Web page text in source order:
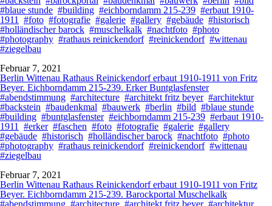
#blaue stunde #building #eichborndamm 215-239 #erbaut 1910-
1911
#foto #fotografie #galerie #gallery #gebäude #historisch
#holländischer barock #muschelkalk #nachtfoto #photo
#photography #rathaus reinickendorf #reinickendorf #wittenau
#ziegelbau
Februar 7, 2021
Berlin Wittenau Rathaus Reinickendorf erbaut 1910-1911 von Fritz
Beyer. Eichborndamm 215-239. Erker Buntglasfenster
#abendstimmung #architecture #architekt fritz beyer #architektur
#backstein #baudenkmal #bauwerk #berlin #bild #blaue stunde
#building #buntglasfenster #eichborndamm 215-239 #erbaut 1910-
1911
#erker #faschen #foto #fotografie #galerie #gallery
#gebäude #historisch #holländischer barock #nachtfoto #photo
#photography #rathaus reinickendorf #reinickendorf #wittenau
#ziegelbau
Februar 7, 2021
Berlin Wittenau Rathaus Reinickendorf erbaut 1910-1911 von Fritz
Beyer. Eichborndamm 215-239. Barockportal Muschelkalk
#abendstimmung #architecture #architekt fritz beyer #architektur